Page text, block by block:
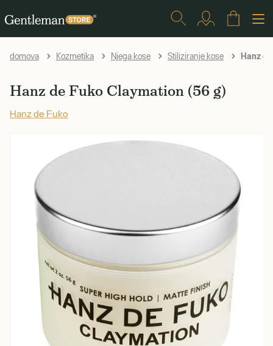
domova Kozmetika Njega kose Stiliziranje kose Hanz
Hanz de Fuko Claymation (56 g)
Hanz de Fuko